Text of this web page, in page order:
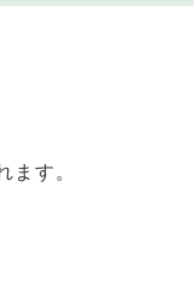
ます。